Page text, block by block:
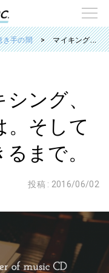
き手の間 マイキング、ミキシング、マスタリングとは。そして音響オタクができるまで。
ング、
。そして
まで。
投稿 : 2016/06/02